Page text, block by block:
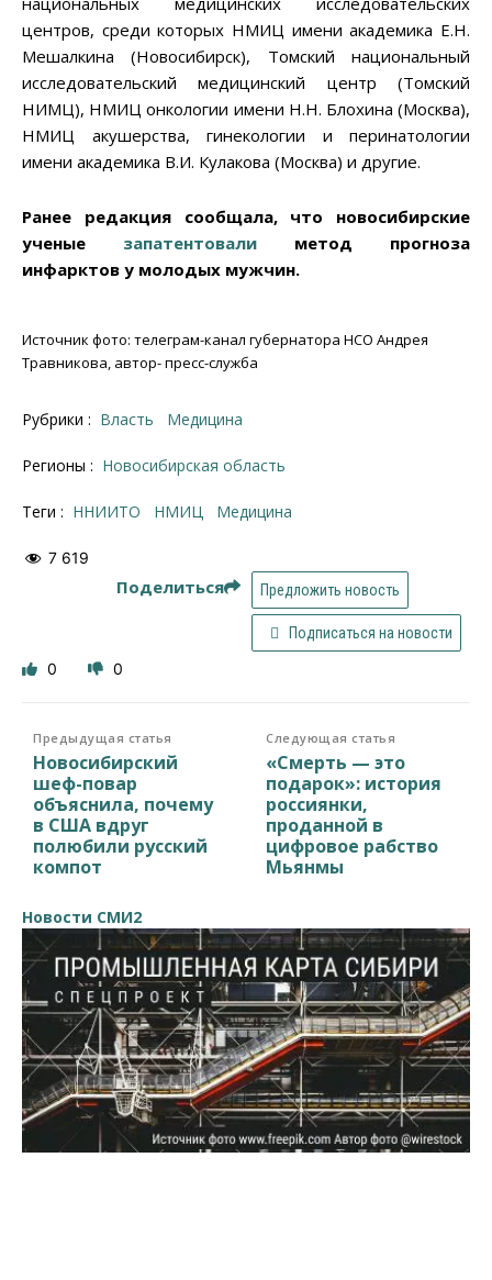
центров, среди которых НМИЦ имени академика Е.Н.
Мешалкина (Новосибирск), Томский национальный
исследовательский медицинский центр (Томский
НИМЦ), НМИЦ онкологии имени Н.Н. Блохина (Москва),
НМИЦ акушерства, гинекологии и перинатологии
имени академика В.И. Кулакова (Москва) и другие.
Ранее редакция сообщала, что новосибирские
ученые запатентовали метод прогноза
инфарктов у молодых мужчин.
Источник фото: телеграм-канал губернатора НСО Андрея
Травникова, автор- пресс-служба
Рубрики : Власть Медицина
Регионы : Новосибирская область
Теги : ННИИТО НМИЦ медицина
7 619
Поделиться Предложить новость
Подписаться на новости
0 0
Предыдущая статья
Новосибирский
шеф-повар
объяснила, почему
в США вдруг
полюбили русский
компот
Следующая статья
«Смерть — это
подарок»: история
россиянки,
проданной в
цифровое рабство
Мьянмы
Новости СМИ2